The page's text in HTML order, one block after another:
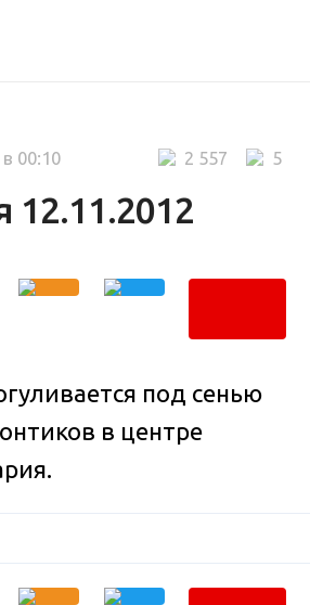
12.11.2012
5
2 557
00:10
под сенью
в центре